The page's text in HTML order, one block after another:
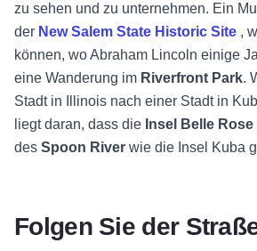
zu sehen und zu unternehmen. Ein
der New Salem State Historic Site ,
können, wo Abraham Lincoln einige
eine Wanderung im Riverfront Park.
Stadt in Illinois nach einer Stadt in
liegt daran, dass die Insel Belle Rose
des Spoon River wie die Insel Kuba
Folgen Sie der